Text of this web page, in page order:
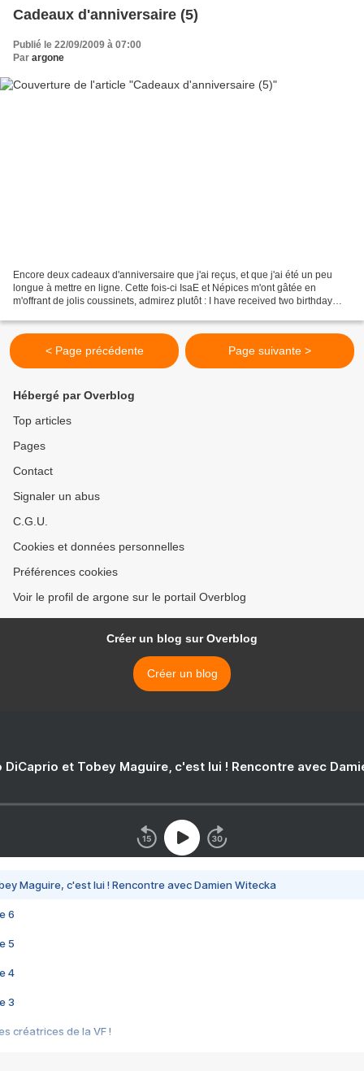
Cadeaux d'anniversaire (5)
Publié le 22/09/2009 à 07:00
Par argone
Encore deux cadeaux d'anniversaire que j'ai reçus, et que j'ai été un peu
longue à mettre en ligne. Cette fois-ci IsaE et Népices m'ont gâtée en
m'offrant de jolis coussinets, admirez plutôt : I have received two birthday
< Page précédente Page suivante >
Hébergé par Overblog
Top articles
Pages
Contact
Signaler un abus
C.G.U.
Cookies et données personnelles
Préférences cookies
Voir le profil de argone sur le portail Overblog
Créer un blog sur Overblog
Créer un blog
DiCaprio et Tobey Maguire, c'est lui ! Rencontre avec
Maguire, c'est lui ! Rencontre avec Damien Witecka
6
5
4
3
créatrices de la VF !